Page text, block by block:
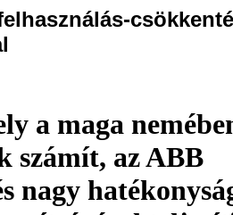
a maga
számít, az ABB
nagy